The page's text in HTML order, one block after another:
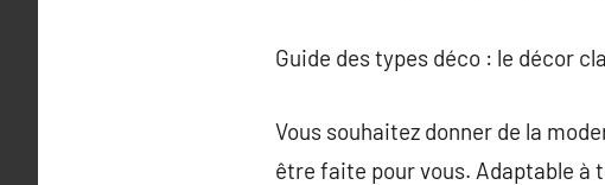
Guide des types déco : le décor
Vous souhaitez donner de la
être faite pour vous. Adaptable à